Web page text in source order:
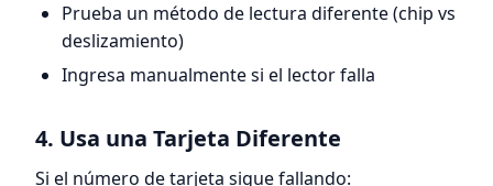
Prueba un método de lectura diferente (chip vs
deslizamiento)
Ingresa manualmente si el lector falla
4. Usa una Tarjeta Diferente
Si el número de tarjeta sigue fallando: